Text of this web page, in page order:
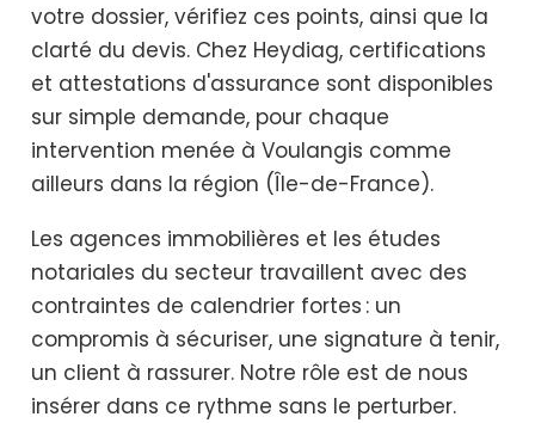
votre dossier, vérifiez ces points, ainsi que la
clarté du devis. Chez Heydiag, certifications
et attestations d'assurance sont disponibles
sur simple demande, pour chaque
intervention menée à Voulangis comme
ailleurs dans la région (Île-de-France).
Les agences immobilières et les études
notariales du secteur travaillent avec des
contraintes de calendrier fortes : un
compromis à sécuriser, une signature à tenir,
un client à rassurer. Notre rôle est de nous
insérer dans ce rythme sans le perturber.